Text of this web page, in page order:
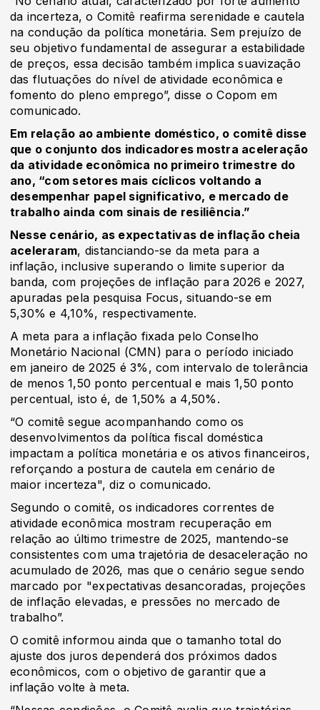
da incerteza, o Comitê reafirma serenidade e cautela
na condução da política monetária. Sem prejuízo de
seu objetivo fundamental de assegurar a estabilidade
de preços, essa decisão também implica suavização
das flutuações do nível de atividade econômica e
fomento do pleno emprego”, disse o Copom em
comunicado.
Em relação ao ambiente doméstico, o comitê disse
que o conjunto dos indicadores mostra aceleração
da atividade econômica no primeiro trimestre do
ano, “com setores mais cíclicos voltando a
desempenhar papel significativo, e mercado de
trabalho ainda com sinais de resiliência.”
Nesse cenário, as expectativas de inflação cheia
aceleraram, distanciando-se da meta para a
inflação, inclusive superando o limite superior da
banda, com projeções de inflação para 2026 e 2027,
apuradas pela pesquisa Focus, situando-se em
5,30% e 4,10%, respectivamente.
A meta para a inflação fixada pelo Conselho
Monetário Nacional (CMN) para o período iniciado
em janeiro de 2025 é 3%, com intervalo de tolerância
de menos 1,50 ponto percentual e mais 1,50 ponto
percentual, isto é, de 1,50% a 4,50%.
“O comitê segue acompanhando como os
desenvolvimentos da política fiscal doméstica
impactam a política monetária e os ativos financeiros,
reforçando a postura de cautela em cenário de
maior incerteza", diz o comunicado.
Segundo o comitê, os indicadores correntes de
atividade econômica mostram recuperação em
relação ao último trimestre de 2025, mantendo-se
consistentes com uma trajetória de desaceleração no
acumulado de 2026, mas que o cenário segue sendo
marcado por "expectativas desancoradas, projeções
de inflação elevadas, e pressões no mercado de
trabalho”.
O comitê informou ainda que o tamanho total do
ajuste dos juros dependerá dos próximos dados
econômicos, com o objetivo de garantir que a
inflação volte à meta.